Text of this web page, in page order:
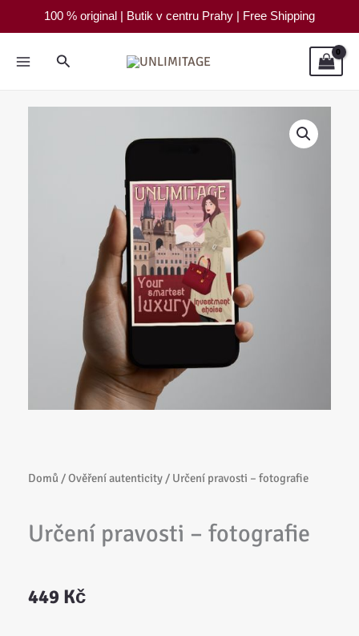
100 % original | Butik v centru Prahy | Free Shipping
Přeskočit
na
obsah
Hledat
Domů /Ověření autenticity / Určení pravosti – fotografie
Určení pravosti – fotografie
449 Kč
fotografie
množství